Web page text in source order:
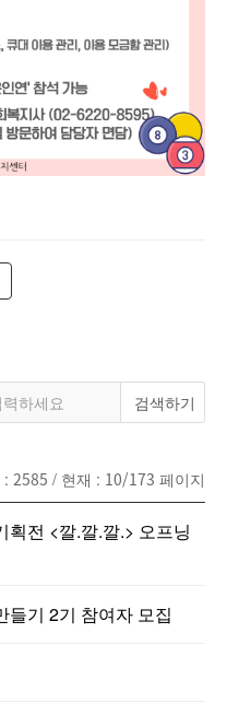
: 2585 / 현재 : 10/173 페이지
전 <깔.깔.깔.> 오프닝
들기 2기 참여자 모집